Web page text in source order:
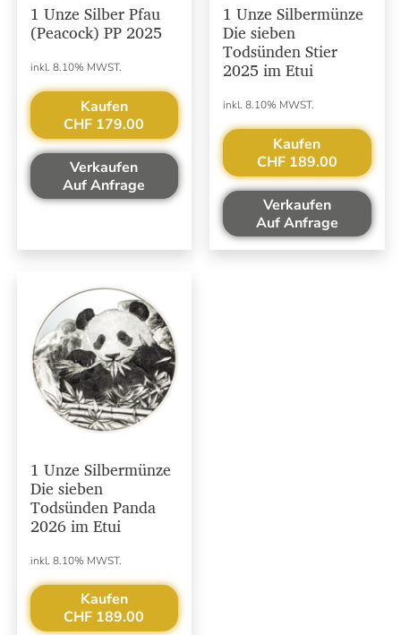
1 Unze Silber Pfau
(Peacock) PP 2025
inkl. 8.10% MWST.
Kaufen
CHF 179.00
Verkaufen
Auf Anfrage
1 Unze Silbermünze
Die sieben
Todsünden Stier
2025 im Etui
inkl. 8.10% MWST.
Kaufen
CHF 189.00
Verkaufen
Auf Anfrage
1 Unze Silbermünze
Die sieben
Todsünden Panda
2026 im Etui
inkl. 8.10% MWST.
Kaufen
CHF 189.00